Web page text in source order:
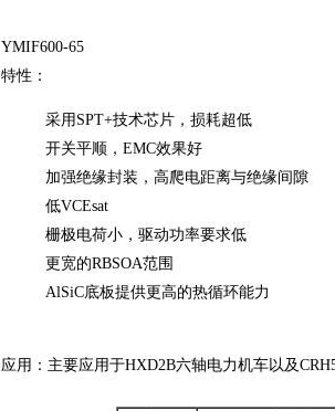
YMIF600-65
特性：
采用SPT+技术芯片，损耗超低
开关平顺，EMC效果好
加强绝缘封装，高爬电距离与绝缘间隙
低VCEsat
栅极电荷小，驱动功率要求低
更宽的RBSOA范围
AlSiC底板提供更高的热循环能力
应用：主要应用于HXD2B六轴电力机车以及